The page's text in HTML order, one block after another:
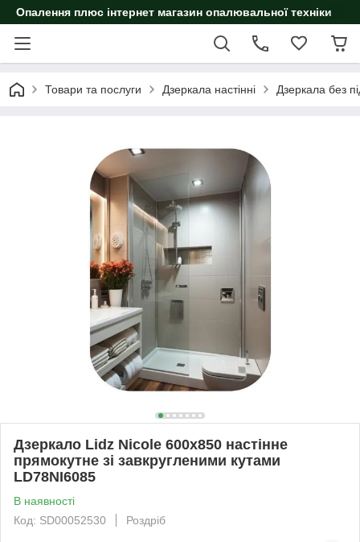
Опалення плюс інтернет магазин опалювальної техніки
Товари та послуги Дзеркала настінні Дзеркала без
Дзеркало Lidz Nicole 600х850 настінне
прямокутне зі завкругленими кутами
LD78NI6085
В наявності
Код: SD00052530
Роздріб